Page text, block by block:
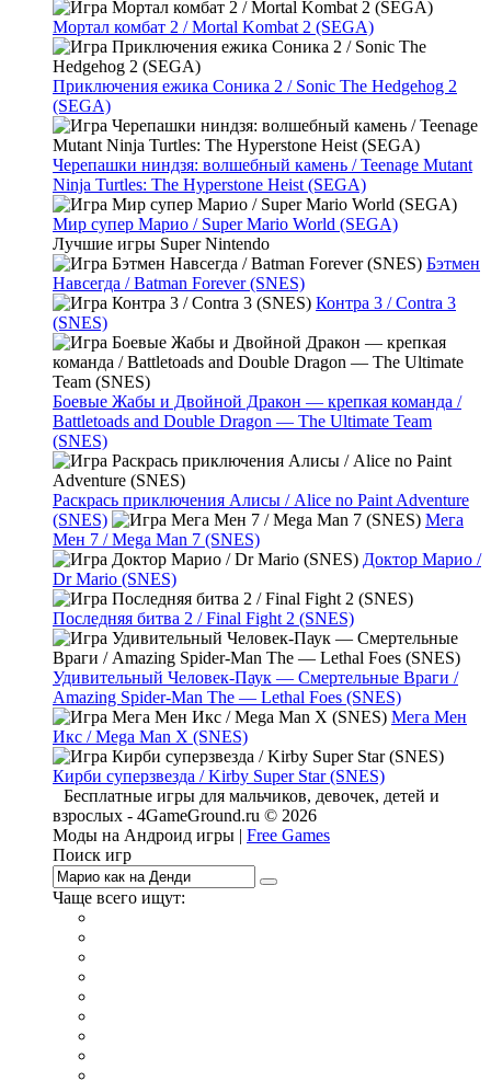
Мортал комбат 2 / Mortal Kombat 2 (SEGA)
Приключения ежика Соника 2 / Sonic The Hedgehog 2
(SEGA)
Черепашки ниндзя: волшебный камень / Teenage Mutant
Ninja Turtles: The Hyperstone Heist (SEGA)
Мир супер Марио / Super Mario World (SEGA)
Лучшие игры Super Nintendo
Бэтмен
Навсегда / Batman Forever (SNES)
Контра 3 / Contra 3
(SNES)
Боевые Жабы и Двойной Дракон — крепкая команда /
Battletoads and Double Dragon — The Ultimate Team
(SNES)
Раскрась приключения Алисы / Alice no Paint Adventure
(SNES)
Мега
Мен 7 / Mega Man 7 (SNES)
Доктор Марио /
Dr Mario (SNES)
Последняя битва 2 / Final Fight 2 (SNES)
Удивительный Человек-Паук — Смертельные Враги /
Amazing Spider-Man The — Lethal Foes (SNES)
Мега Мен
Икс / Mega Man X (SNES)
Кирби суперзвезда / Kirby Super Star (SNES)
Бесплатные игры для мальчиков, девочек, детей и
взрослых - 4GameGround.ru © 2026
Моды на Андроид игры | Free Games
Поиск игр
Чаще всего ищут: